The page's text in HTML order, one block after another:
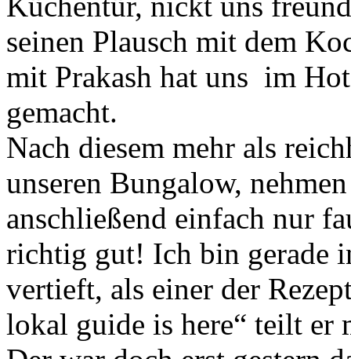
seinen Plausch mit dem
mit Prakash hat uns im
gemacht.
Nach diesem mehr als
unseren Bungalow,
anschließend einfach nur
richtig gut! Ich bin gerade
vertieft, als einer der
lokal guide is here“ teilt er